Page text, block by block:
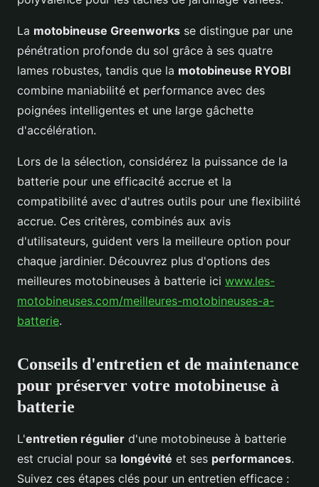
La motobineuse Greenworks se distingue par une
pénétration profonde du sol grâce à ses quatre
lames robustes, tandis que la motobineuse RYOBI
combine maniabilité et performance avec des
poignées intelligentes et une large gâchette
d'accélération.
Lors de la sélection, considérez la puissance de la
batterie pour une efficacité accrue et la
compatibilité avec d'autres outils pour une flexibilité
accrue. Ces critères, combinés aux avis
d'utilisateurs, guident vers la meilleure option pour
chaque jardinier. Découvrez plus d'options des
meilleures motobineuses à batterie ici www.les-
motobineuses.com/meilleures-motobineuses-a-
batterie.
Conseils d'entretien et de maintenance
pour préserver votre motobineuse à
batterie
L'entretien régulier d'une motobineuse à batterie
est crucial pour sa longévité et ses performances.
Suivez ces étapes clés pour un entretien efficace :